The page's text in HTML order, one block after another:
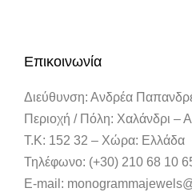
Επικοινωνία
Διεύθυνση: Ανδρέα
Περιοχή / Πόλη: Χαλάνδρι –
Τ.Κ: 152 32 – Χώρα: Ελλάδα
Τηλέφωνο: (+30) 210 68 10
E-mail: